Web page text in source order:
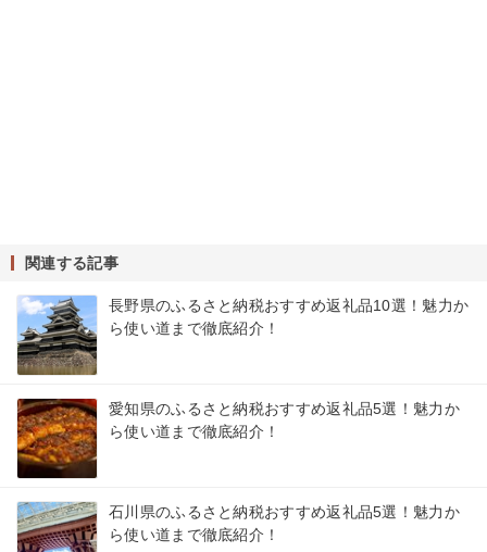
関連する記事
長野県のふるさと納税おすすめ返礼品10選！魅力か
ら使い道まで徹底紹介！
愛知県のふるさと納税おすすめ返礼品5選！魅力か
ら使い道まで徹底紹介！
石川県のふるさと納税おすすめ返礼品5選！魅力か
ら使い道まで徹底紹介！